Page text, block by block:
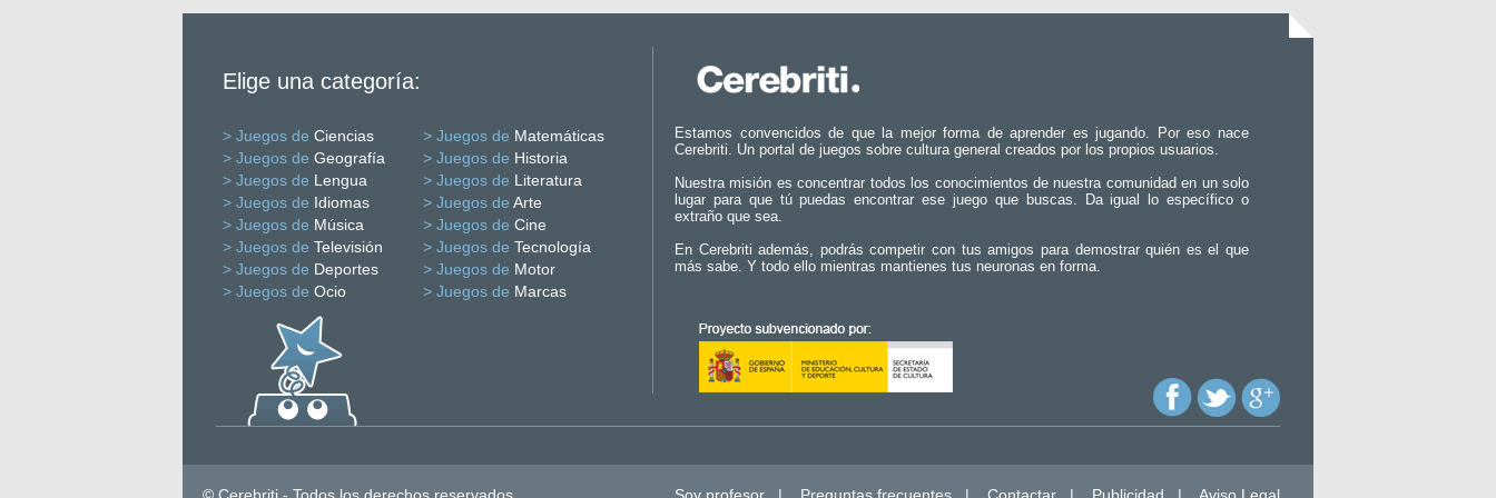
Elige una categoría:
> Juegos de Ciencias > Juegos de Matemáticas
> Juegos de Geografía > Juegos de Historia
> Juegos de Lengua > Juegos de Literatura
> Juegos de Idiomas > Juegos de Arte
> Juegos de Música > Juegos de Cine
> Juegos de Televisión > Juegos de Tecnología
> Juegos de Deportes > Juegos de Motor
> Juegos de Ocio > Juegos de Marcas
Estamos convencidos de que la mejor forma de aprender es jugando. Por eso nace
Cerebriti. Un portal de juegos sobre cultura general creados por los propios usuarios.
Nuestra misión es concentrar todos los conocimientos de nuestra comunidad en un solo
lugar para que tú puedas encontrar ese juego que buscas. Da igual lo específico o
extraño que sea.
En Cerebriti además, podrás competir con tus amigos para demostrar quién es el que
más sabe. Y todo ello mientras mantienes tus neuronas en forma.